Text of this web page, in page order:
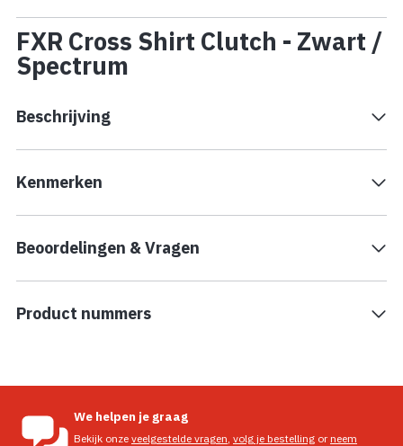
FXR Cross Shirt Clutch - Zwart /
Spectrum
Beschrijving
Kenmerken
Beoordelingen & Vragen
Product nummers
We helpen je graag
Bekijk onze veelgestelde vragen volg je bestelling orneem